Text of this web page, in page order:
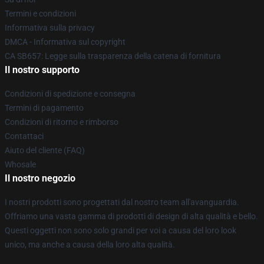
Termini e condizioni
Informativa sulla privacy
DMCA - Informativa sul copyright
CA SB657: Legge sulla trasparenza della catena di fornitura
Il nostro supporto
Condizioni di spedizione e consegna
Termini di pagamento
Condizioni di ritorno e rimborso
Contattaci
Aiuto del cliente (FAQ)
Whosale
Il nostro negozio
I nostri prodotti sono progettati dal nostro team all'avanguardia.
Offriamo una vasta gamma di prodotti di design di alta qualità e bello.
Questi oggetti non sono solo grandi per voi a causa del loro look
unico, ma anche a causa della loro alta qualità.